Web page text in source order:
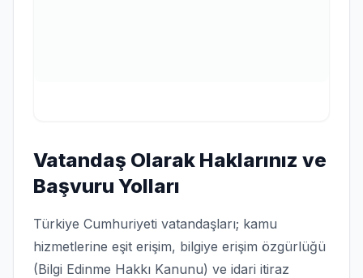
Vatandaş Olarak Haklarınız ve
Başvuru Yolları
Türkiye Cumhuriyeti vatandaşları; kamu
hizmetlerine eşit erişim, bilgiye erişim özgürlüğü
(Bilgi Edinme Hakkı Kanunu) ve idari itiraz